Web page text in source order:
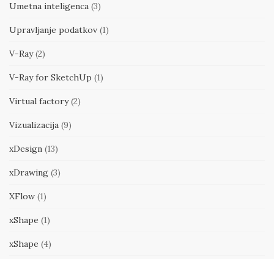
Umetna inteligenca (3)
Upravljanje podatkov (1)
V-Ray(2)
V-Ray for SketchUp (1)
Virtual factory(2)
Vizualizacija (9)
xDesign (13)
xDrawing (3)
XFlow (1)
xShape (1)
xShape (4)